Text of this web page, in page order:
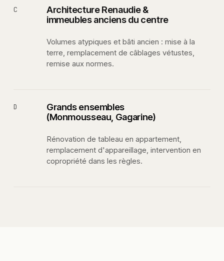
C
Architecture Renaudie &
immeubles anciens du centre
Volumes atypiques et bâti ancien : mise à la
terre, remplacement de câblages vétustes,
remise aux normes.
D
Grands ensembles
(Monmousseau, Gagarine)
Rénovation de tableau en appartement,
remplacement d'appareillage, intervention en
copropriété dans les règles.